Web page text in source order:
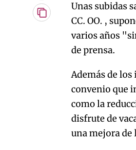
Copiar
Unas subidas
CC. OO. ,
varios años
de prensa.
Además de
convenio que
como la
disfrute de
una mejora